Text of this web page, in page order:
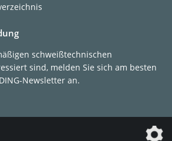
schweißtechnischen
sind, melden Sie sich am besten
Newsletter an.